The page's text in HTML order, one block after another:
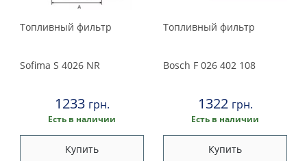
Топливный фильтр
Sofima S 4026 NR
1233 грн.
Есть в наличии
Купить
Топливный фильтр
Bosch F 026 402 108
1322 грн.
Есть в наличии
Купить